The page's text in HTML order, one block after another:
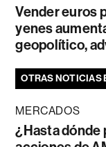
Vender euros
yenes
geopolítico,
OTRAS NOTICIAS
MERCADOS
¿Hasta dónde